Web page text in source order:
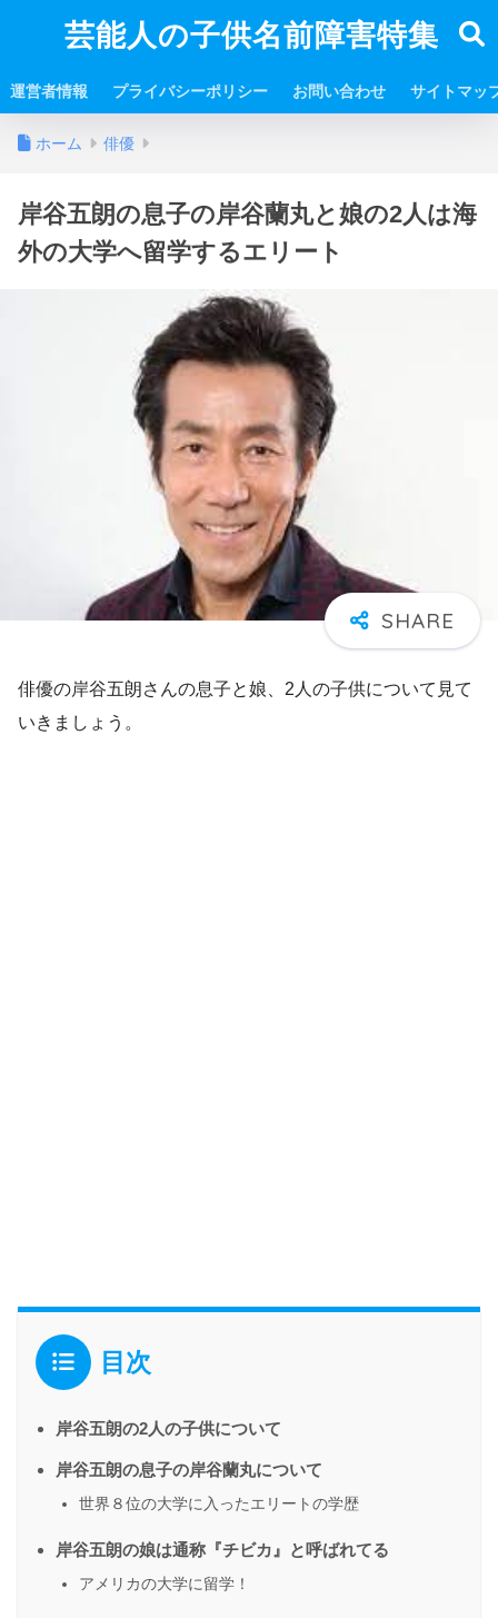
芸能人の子供名前障害特集
運営者情報 プライバシーポリシー お問い合わせ サイトマッ
ホーム 俳優
岸谷五朗の息子の岸谷蘭丸と娘の2人は海
外の大学へ留学するエリート
俳優の岸谷五朗さんの息子と娘、2人の子供について見て
いきましょう。
目次
岸谷五朗の2人の子供について
岸谷五朗の息子の岸谷蘭丸について
世界８位の大学に入ったエリートの学歴
岸谷五朗の娘は通称『チビカ』と呼ばれてる
アメリカの大学に留学！